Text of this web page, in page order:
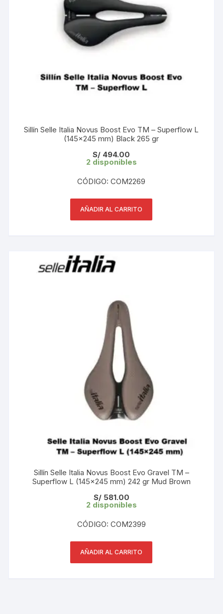
Sillín Selle Italia Novus Boost Evo TM – Superflow L
(145×245 mm) Black 265 gr
S/ 494.00
2 disponibles
CÓDIGO: COM2269
AÑADIR AL CARRITO
Sillín Selle Italia Novus Boost Evo Gravel TM –
Superflow L (145×245 mm) 242 gr Mud Brown
S/581.00
2 disponibles
CÓDIGO: COM2399
AÑADIR AL CARRITO